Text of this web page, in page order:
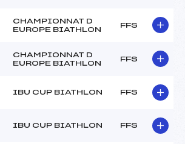
CHAMPIONNAT D
EUROPE BIATHLON
FFS
CHAMPIONNAT D
EUROPE BIATHLON
FFS
IBU CUP BIATHLON FFS
IBU CUP BIATHLON FFS